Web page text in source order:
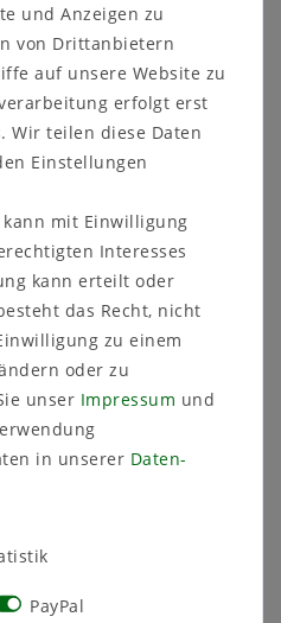
Artikelnummer
Kostenlose
03591 46 40 90
und Anzeigen zu
von Drittanbietern
auf unsere Website zu
erfolgt erst
Wir teilen diese Daten
Einstellungen
mit Einwilligung
Interesses
kann erteilt oder
das Recht, nicht
zu einem
oder zu
unser Impressum und
in unserer Daten­
PayPal